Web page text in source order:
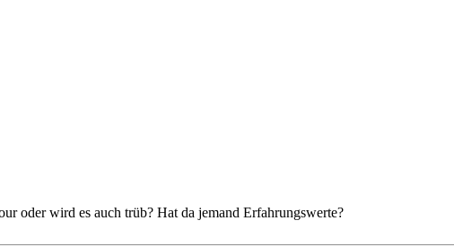
oder wird es auch trüb? Hat da jemand Erfahrungswerte?